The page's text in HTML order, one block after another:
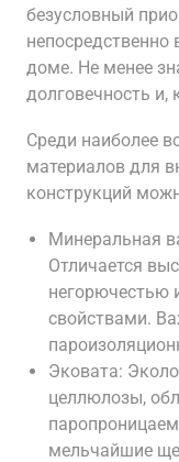
безусловный
непосредственно
доме. Не менее
долговечность и,
Среди наиболее
материалов для
конструкций
Минеральная
Отличается
негорючестью
свойствами.
Эковата:
целлюлозы,
мельчайшие